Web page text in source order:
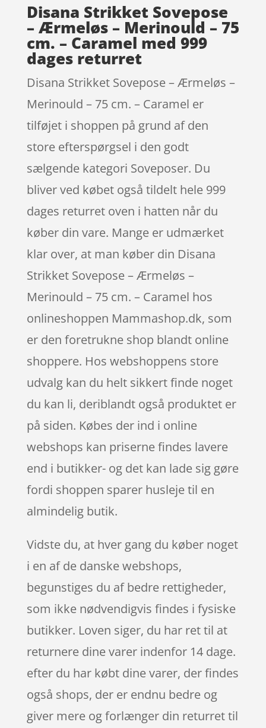
Disana Strikket Sovepose
– Ærmeløs – Merinould – 75
cm. – Caramel med 999
dages returret
Disana Strikket Sovepose – Ærmeløs –
Merinould – 75 cm. – Caramel er
tilføjet i shoppen på grund af den
store efterspørgsel i den godt
sælgende kategori Soveposer. Du
bliver ved købet også tildelt hele 999
dages returret oven i hatten når du
køber din vare. Mange er udmærket
klar over, at man køber din Disana
Strikket Sovepose – Ærmeløs –
Merinould – 75 cm. – Caramel hos
onlineshoppen Mammashop.dk, som
er den foretrukne shop blandt online
shoppere. Hos webshoppens store
udvalg kan du helt sikkert finde noget
du kan li, deriblandt også produktet er
på siden. Købes der ind i online
webshops kan priserne findes lavere
end i butikker- og det kan lade sig gøre
fordi shoppen sparer husleje til en
almindelig butik.
Vidste du, at hver gang du køber noget
i en af de danske webshops,
begunstiges du af bedre rettigheder,
som ikke nødvendigvis findes i fysiske
butikker. Loven siger, du har ret til at
returnere dine varer indenfor 14 dage.
efter du har købt dine varer, der findes
også shops, der er endnu bedre og
giver mere og forlænger din returret til